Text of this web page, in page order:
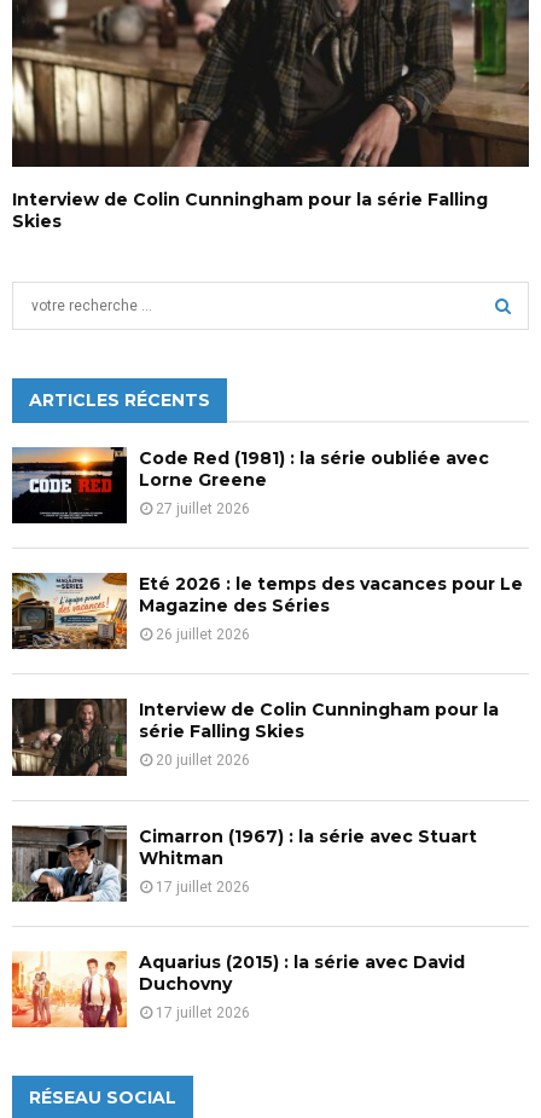
Interview de Colin Cunningham pour la série Falling
Skies
h
f
o
r
:
C
H
ARTICLES RÉCENTS
Code Red (1981) : la série oubliée avec
Lorne Greene
27 juillet 2026
Eté 2026 : le temps des vacances pour Le
Magazine des Séries
26 juillet 2026
Interview de Colin Cunningham pour la
série Falling Skies
20 juillet 2026
Cimarron (1967) : la série avec Stuart
Whitman
17 juillet 2026
Aquarius (2015) : la série avec David
Duchovny
17 juillet 2026
RÉSEAU SOCIAL